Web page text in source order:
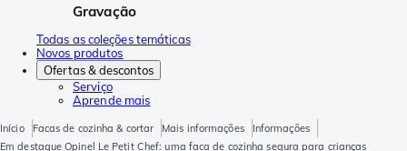
Gravação
Todas as coleções temáticas
Novos produtos
Ofertas & descontos
Serviço
Aprende mais
Início Facas de cozinha & cortar Mais informações
Informações
Em destaque Opinel Le Petit Chef: uma faca de cozinha segura para crianças